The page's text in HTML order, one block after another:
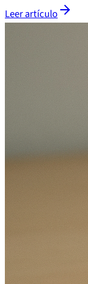
Leer artículo